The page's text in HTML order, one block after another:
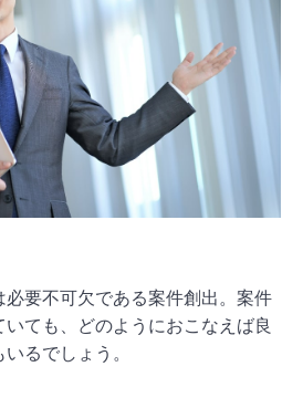
要不可欠である案件創出。案件
ても、どのようにおこなえば良
るでしょう。